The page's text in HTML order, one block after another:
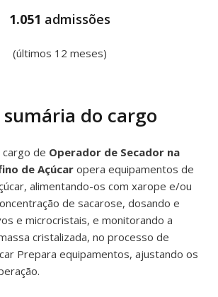
1.051 admissões
(últimos 12 meses)
sumária do cargo
de Operador de Secador na
de Açúcaropera equipamentos de
alimentando-os com xarope e/ou
de sacarose, dosando e
e microcristais, e monitorando a
cristalizada, no processo de
Prepara equipamentos, ajustando os